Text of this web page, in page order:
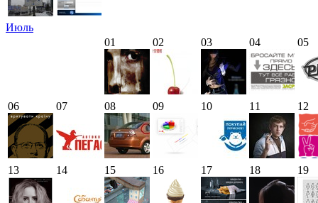
Июль
01
02 03 04 05
06 07 08 09 10 11 12
13 14 15 16 17 18 19